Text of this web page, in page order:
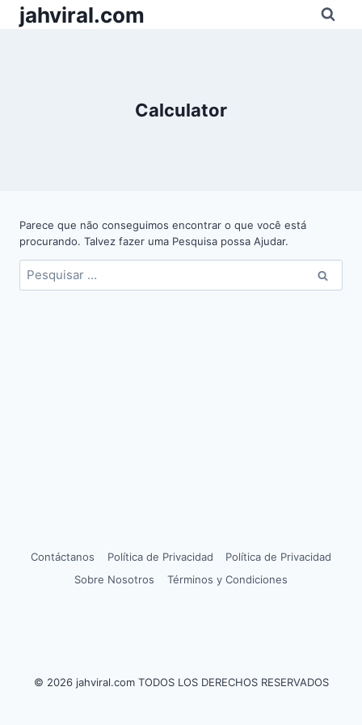
Pular
parajahviral.com
Calculator
Parece que não conseguimos encontrar o que você está
procurando. Talvez fazer uma Pesquisa possa Ajudar.
por:
Contáctanos Política de Privacidad
Política de Privacidad
Sobre Nosotros
Términos y Condiciones
© 2026 jahviral.com TODOS LOS DERECHOS RESERVADOS